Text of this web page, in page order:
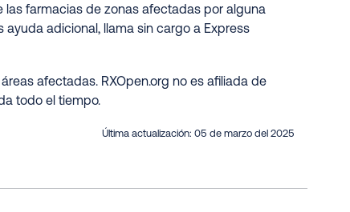
las farmacias de zonas afectadas por alguna
adicional, llama sin cargo a Express
afectadas. RXOpen.org no es afiliada de
todo el tiempo.
Última actualización: 05 de marzo del 2025